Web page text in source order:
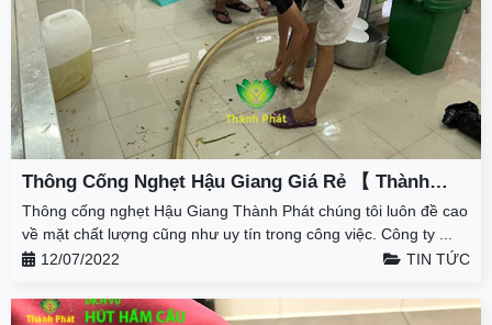
Thông Cống Nghẹt Hậu Giang Giá Rẻ 【 Thành
Phát 】 – Giảm 50% – BH 3 Năm
Thông cống nghẹt Hậu Giang Thành Phát chúng tôi luôn đề cao
về mặt chất lượng cũng như uy tín trong công việc. Công ty ...
12/07/2022
TIN TỨC